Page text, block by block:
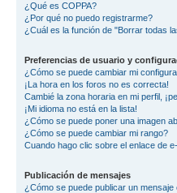
¿Qué es COPPA?
¿Por qué no puedo registrarme?
¿Cuál es la función de "Borrar todas
Preferencias de usuario y
¿Cómo se puede cambiar mi
¡La hora en los foros no es correcta!
Cambié la zona horaria en mi perfil,
¡Mi idioma no está en la lista!
¿Cómo se puede poner una imagen
¿Cómo se puede cambiar mi rango?
Cuando hago clic sobre el enlace de
Publicación de mensajes
¿Cómo se puede publicar un mensaje